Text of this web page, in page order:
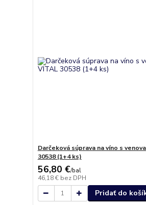
Darčeková súprava na víno s
30538 (1+4 ks)
56,80 €/bal
46,18 € bez DPH
Pridať do